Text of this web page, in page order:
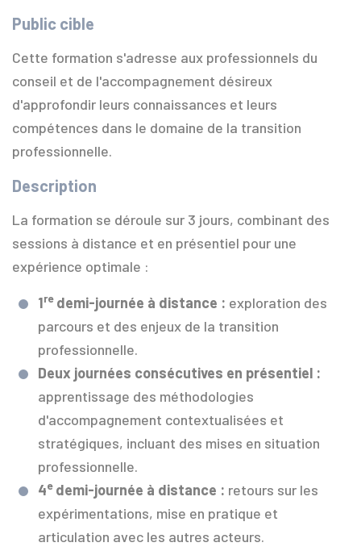
Public cible
Cette formation s'adresse aux professionnels du
conseil et de l'accompagnement désireux
d'approfondir leurs connaissances et leurs
compétences dans le domaine de la transition
professionnelle.
Description
La formation se déroule sur 3 jours, combinant des
sessions à distance et en présentiel pour une
expérience optimale :
1redemi-journée à distance : exploration des
parcours et des enjeux de la transition
professionnelle.
Deux journées consécutives en présentiel :
apprentissage des méthodologies
d'accompagnement contextualisées et
stratégiques, incluant des mises en situation
professionnelle.
4edemi-journée à distance : retours sur les
expérimentations, mise en pratique et
articulation avec les autres acteurs.